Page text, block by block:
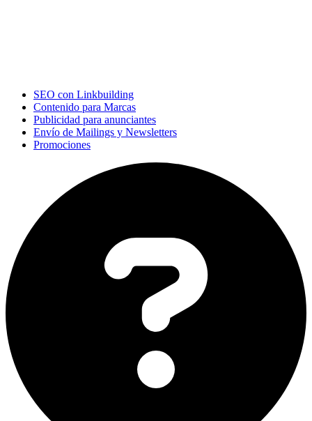
SEO con Linkbuilding
Contenido para Marcas
Publicidad para anunciantes
Envío de Mailings y Newsletters
Promociones